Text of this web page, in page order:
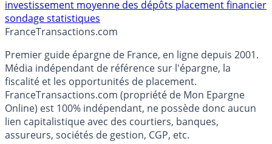
investissement moyenne des dépôts placement financier
sondagestatistiques
FranceTransactions.com
Premier guide épargne de France, en ligne depuis 2001.
Média indépendant de référence sur l'épargne, la
fiscalité et les opportunités de placement.
FranceTransactions.com (propriété de Mon Epargne
Online) est 100% indépendant, ne possède donc aucun
lien capitalistique avec des courtiers, banques,
assureurs, sociétés de gestion, CGP, etc.